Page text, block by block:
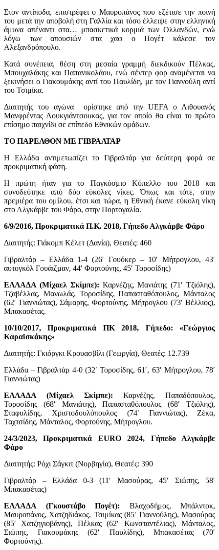
Στον αντίποδα, επιστρέφει ο Μαυροπάνος που εξέτισε την ποινή
του μετά την αποβολή στη Γαλλία και τόσο έλλειψε στην ελληνική
άμυνα απέναντι στα… μπασκετικά κορμιά των Ολλανδών, ενώ
λόγω των απουσιών στα χαφ ο Πογέτ κάλεσε τον
Αλεξανδρόπουλο.
Κατά συνέπεια, θέση στη μεσαία γραμμή διεκδικούν Πέλκας,
Μπουχαλάκης και Παπανικολάου, ενώ σέντερ φορ αναμένεται να
ξεκινήσει ο Γιακουμάκης αντί του Παυλίδη, με τον Γιαννούλη αντί
του Τσιμίκα.
Διαιτητής του αγώνα ορίστηκε από την UEFA ο Λιθουανός
Μανφρέντας Λουκγιάντσουκας, για τον οποίο θα είναι το πρώτο
επίσημο παιχνίδι σε επίπεδο Εθνικών ομάδων.
ΤΟ ΠΑΡΕΛΘΟΝ ΜΕ ΓΙΒΡΑΛΤΑΡ
Η Ελλάδα αντιμετωπίζει το Γιβραλτάρ για δεύτερη φορά σε
προκριματική φάση.
Η πρώτη ήταν για το Παγκόσμιο Κύπελλο του 2018 και
συνοδεύτηκε από δύο εύκολες νίκες. Όπως και τότε, στην
πρεμιέρα του ομίλου, έτσι και τώρα, η Εθνική έκανε εύκολη νίκη
στο Αλγκάρβε του Φάρο, στην Πορτογαλία.
6/9/2016, Προκριματικά Π.Κ. 2018, Γήπεδο Αλγκάρβε Φάρο
Διαιτητής: Γιάκομπ Κέλετ (Δανία), Θεατές: 460
Γιβραλτάρ – Ελλάδα 1-4 (26′ Γουόκερ – 10′ Μήτρογλου, 43′
αυτογκόλ Γουάιζμαν, 44′ Φορτούνης, 45′ Τοροσίδης)
ΕΛΛΑΔΑ (Μίχαελ Σκίμπε): Καρνέζης, Μανιάτης (71′ Τζιόλης),
Τζαβέλλας, Μανωλάς, Τοροσίδης, Παπασταθόπουλος, Μάνταλος
(62′ Γιαννιώτας), Σάμαρης, Φορτούνης, Μήτρογλου (73′ Βέλλιος),
Μπακασέτας.
10/10/2017, Προκριματικά ΠΚ 2018, Γήπεδο: «Γεώργιος
Καραϊσκάκης»
Διαιτητής: Γκιόργκι Κρουασβίλι (Γεωργία), Θεατές: 12.739
Ελλάδα – Γιβραλτάρ 4-0 (32′ Τοροσίδης, 61′, 63′ Μήτρογλου, 78′
Γιαννιώτας)
ΕΛΛΑΔΑ (Μίχαελ Σκίμπε): Καρνέζης, Παπαδόπουλος,
Τοροσίδης (68′ Μανιάτης), Παπασταθόπουλος (68′ Τζιόλης),
Σταφυλίδης, Χριστοδουλόπουλος (74′ Γιαννιώτας), Ζέκα,
Ταχτσίδης, Μάνταλος, Φορτούνης, Μήτρογλου.
24/3/2023, Προκριματικά EURO 2024, Γήπεδο Αλγκάρβε
Φάρο
Διαιτητής: Ρόχι Σάγκιτ (Νορβηγία), Θεατές: 390
Γιβραλτάρ – Ελλάδα 0-3 (11′ Μασούρας, 45′ Σιώπης, 58′
Μπακασέτας)
ΕΛΛΑΔΑ (Γκουστάβο Πογέτ): Βλαχοδήμος, Μπάλντοκ,
Μαυροπάνος, Χατζηδιάκος, Τσιμίκας (85′ Γιαννούλης), Μασούρας
(85′ Χατζηγιοβάνης), Πέλκας (62′ Κωνσταντέλιας), Μάνταλος,
Σιώπης, Γιακουμάκης (62′ Παυλίδης), Μπακασέτας (70′
Φορτούνης).